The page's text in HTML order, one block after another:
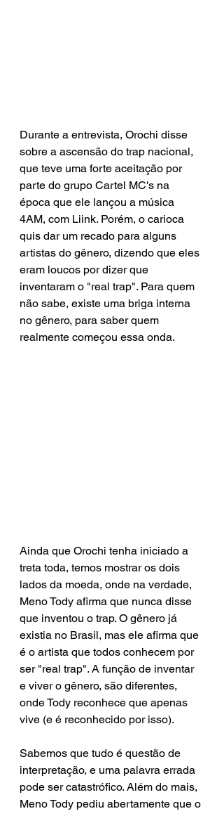
Durante a entrevista, Orochi disse
sobre a ascensão do trap nacional,
que teve uma forte aceitação por
parte do grupo Cartel MC's na
época que ele lançou a música
4AM, com Liink. Porém, o carioca
quis dar um recado para alguns
artistas do gênero, dizendo que eles
eram loucos por dizer que
inventaram o "real trap". Para quem
não sabe, existe uma briga interna
no gênero, para saber quem
realmente começou essa onda.
Ainda que Orochi tenha iniciado a
treta toda, temos mostrar os dois
lados da moeda, onde na verdade,
Meno Tody afirma que nunca disse
que inventou o trap. O gênero já
existia no Brasil, mas ele afirma que
é o artista que todos conhecem por
ser "real trap". A função de inventar
e viver o gênero, são diferentes,
onde Tody reconhece que apenas
vive (e é reconhecido por isso).
Sabemos que tudo é questão de
interpretação, e uma palavra errada
pode ser catastrófico. Além do mais,
Meno Tody pediu abertamente que o